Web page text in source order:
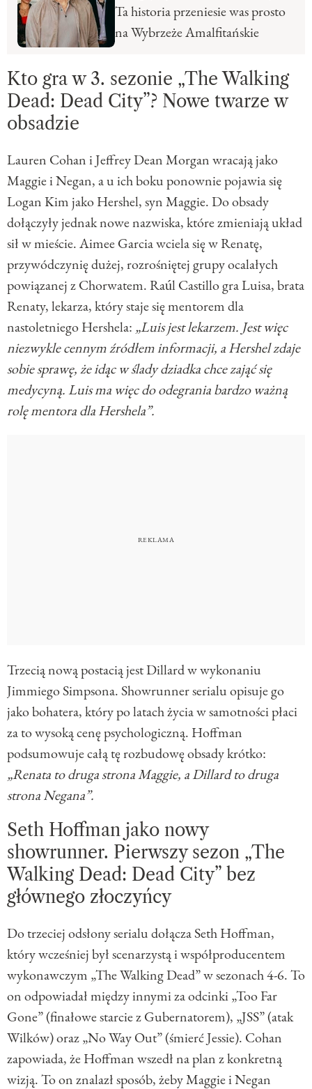
Ta historia przeniesie was prosto
na Wybrzeże Amalfitańskie
Kto gra w 3. sezonie „The Walking
Dead: Dead City”? Nowe twarze w
obsadzie
Lauren Cohan i Jeffrey Dean Morgan wracają jako
Maggie i Negan, a u ich boku ponownie pojawia się
Logan Kim jako Hershel, syn Maggie. Do obsady
dołączyły jednak nowe nazwiska, które zmieniają układ
sił w mieście. Aimee Garcia wciela się w Renatę,
przywódczynię dużej, rozrośniętej grupy ocalałych
powiązanej z Chorwatem. Raúl Castillo gra Luisa, brata
Renaty, lekarza, który staje się mentorem dla
nastoletniego Hershela: „Luis jest lekarzem. Jest więc
niezwykle cennym źródłem informacji, a Hershel zdaje
sobie sprawę, że idąc w ślady dziadka chce zająć się
medycyną. Luis ma więc do odegrania bardzo ważną
rolę mentora dla Hershela”.
Trzecią nową postacią jest Dillard w wykonaniu
Jimmiego Simpsona. Showrunner serialu opisuje go
jako bohatera, który po latach życia w samotności płaci
za to wysoką cenę psychologiczną. Hoffman
podsumowuje całą tę rozbudowę obsady krótko:
„Renata to druga strona Maggie, a Dillard to druga
strona Negana”.
Seth Hoffman jako nowy
showrunner. Pierwszy sezon „The
Walking Dead: Dead City” bez
głównego złoczyńcy
Do trzeciej odsłony serialu dołącza Seth Hoffman,
który wcześniej był scenarzystą i współproducentem
wykonawczym „The Walking Dead” w sezonach 4-6. To
on odpowiadał między innymi za odcinki „Too Far
Gone” (finałowe starcie z Gubernatorem), „JSS” (atak
Wilków) oraz „No Way Out” (śmierć Jessie). Cohan
zapowiada, że Hoffman wszedł na plan z konkretną
wizją. To on znalazł sposób, żeby Maggie i Negan